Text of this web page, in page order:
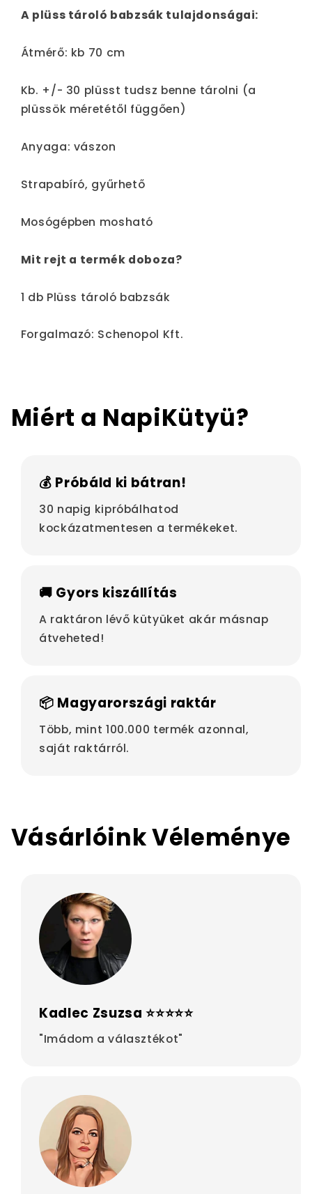
A plüss tároló babzsák tulajdonságai:
Átmérő: kb 70 cm
Kb. +/- 30 plüsst tudsz benne tárolni (a
plüssök méretétől függően)
Anyaga: vászon
Strapabíró, gyűrhető
Mosógépben mosható
Mit rejt a termék doboza?
1 db Plüss tároló babzsák
Forgalmazó: Schenopol Kft.
Miért a NapiKütyü?
💰 Próbáld ki bátran!
30 napig kipróbálhatod
kockázatmentesen a termékeket.
🚚 Gyors kiszállítás
A raktáron lévő kütyüket akár másnap
átveheted!
📦 Magyarországi raktár
Több, mint 100.000 termék azonnal,
saját raktárról.
Vásárlóink Véleménye
Kadlec Zsuzsa ⭐⭐⭐⭐⭐
"Imádom a választékot"